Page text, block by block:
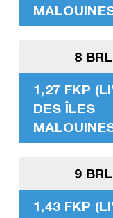
8
1,27 FKP
DES ÎLES
9
1,43 FKP